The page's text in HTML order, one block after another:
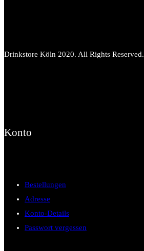
Drinkstore Köln 2020. All Rights Reserved.
Konto
Bestellungen
Adresse
Konto-Details
Passwort vergessen